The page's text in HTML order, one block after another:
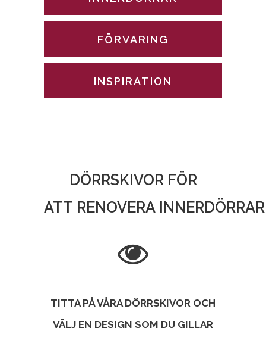
FÖRVARING
INSPIRATION
DÖRRSKIVOR FÖR
ATT RENOVERA INNERDÖRRAR
TITTA PÅ VÅRA DÖRRSKIVOR OCH
VÄLJ EN DESIGN SOM DU GILLAR